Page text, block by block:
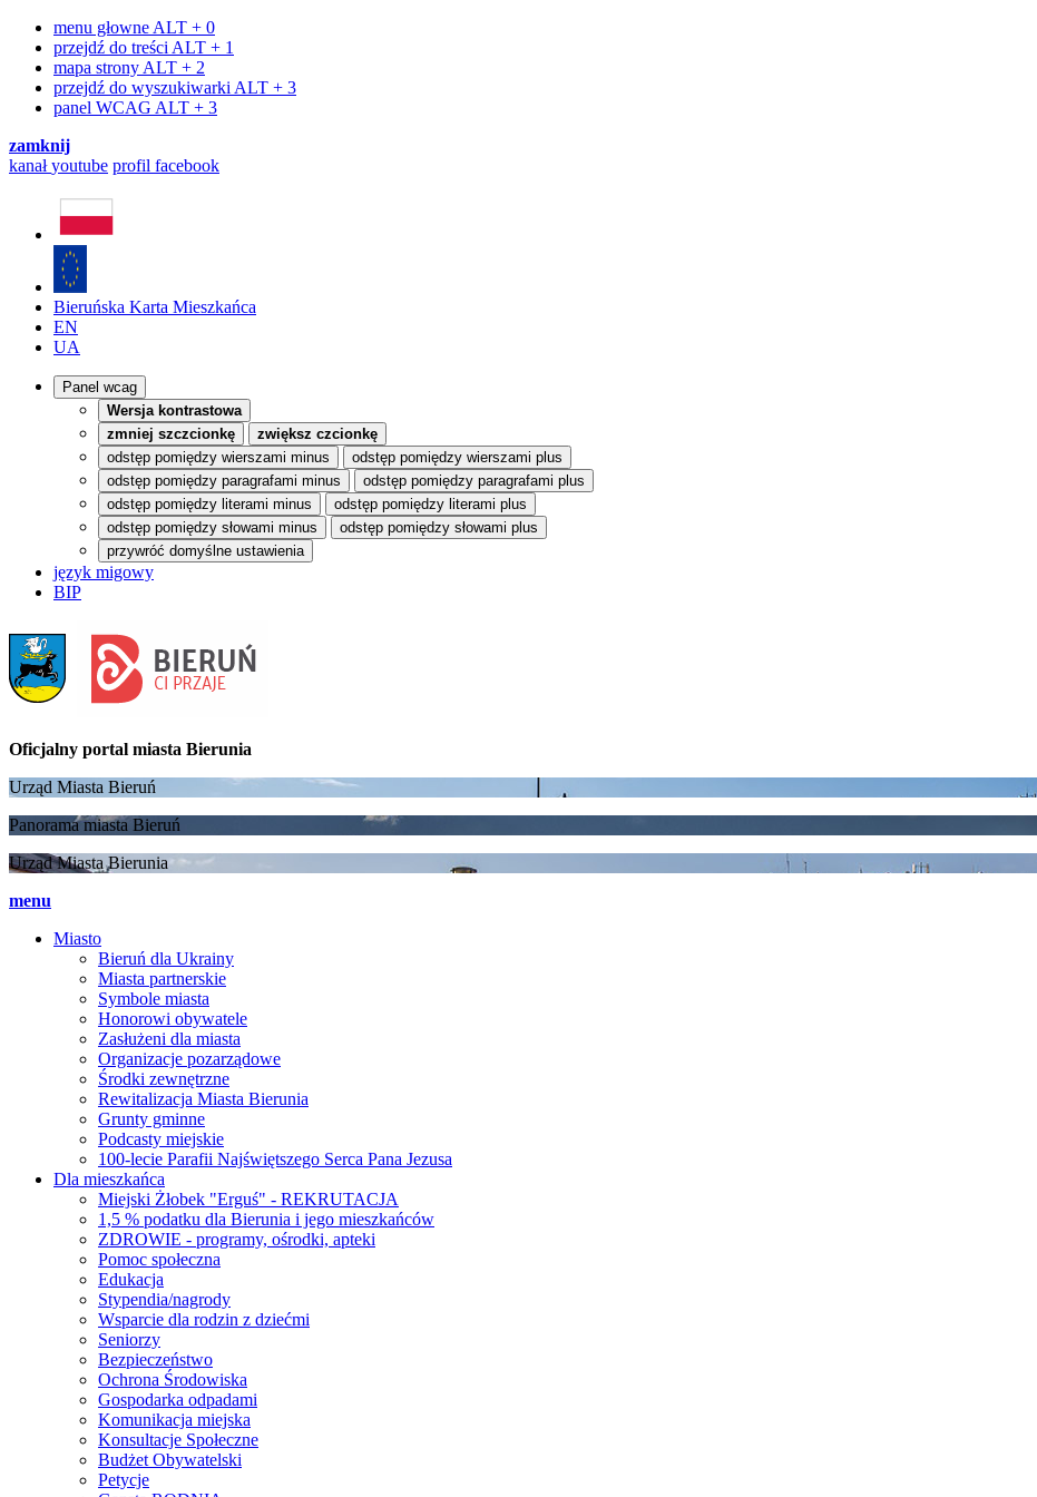
menu głowne ALT + 0
przejdź do treści ALT + 1
mapa strony ALT + 2
przejdź do wyszukiwarki ALT + 3
panel WCAG ALT + 3
zamknij
kanałyoutube profil facebook
Bieruńska Karta Mieszkańca
EN
UA
Panel wcag
Wersja kontrastowa
zmniej szczcionkę
zwiększ czcionkę
odstęp pomiędzy wierszami minus
odstęp pomiędzy wierszami plus
odstęp pomiędzy paragrafami minus
odstęp pomiędzy paragrafami plus
odstęp pomiędzy literami minus
odstęp pomiędzy literami plus
odstęp pomiędzy słowami minus
odstęp pomiędzy słowami plus
przywróć domyślne ustawienia
język migowy
BIP
Oficjalny portal miasta Bierunia
Urząd Miasta Bieruń
Panorama miasta Bieruń
Urząd Miasta Bierunia
menu
Miasto
Bieruń dla Ukrainy
Miasta partnerskie
Symbole miasta
Honorowi obywatele
Zasłużeni dla miasta
Organizacje pozarządowe
Środki zewnętrzne
Rewitalizacja Miasta Bierunia
Grunty gminne
Podcasty miejskie
100-lecie Parafii Najświętszego Serca Pana Jezusa
Dla mieszkańca
Miejski Żłobek "Erguś" - REKRUTACJA
1,5 % podatku dla Bierunia i jego mieszkańców
ZDROWIE - programy, ośrodki, apteki
Pomoc społeczna
Edukacja
Stypendia/nagrody
Wsparcie dla rodzin z dziećmi
Seniorzy
Bezpieczeństwo
Ochrona Środowiska
Gospodarka odpadami
Komunikacja miejska
Konsultacje Społeczne
Budżet Obywatelski
Petycje